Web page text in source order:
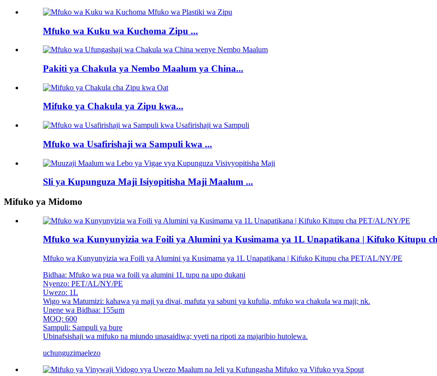
Mfuko wa Kuku wa Kuchoma Zipu ...
Pakiti ya Chakula ya Nembo Maalum ya China...
Mifuko ya Chakula ya Zipu kwa...
Mfuko wa Usafirishaji wa Sampuli kwa ...
Sli ya Kupunguza Maji Isiyopitisha Maji Maalum ...
Mifuko ya Midomo
Mfuko wa Kunyunyizia wa Foili ya Alumini ya Kusimama ya 1L Unapatikana | Kifuko Kitupu
Mfuko wa Kunyunyizia wa Foili ya Alumini ya Kusimama ya 1L Unapatikana | Kifuko Kitupu cha PET/AL/NY/PE
Bidhaa: Mfuko wa pua wa foili ya alumini 1L tupu na upo dukani
Nyenzo: PET/AL/NY/PE
Uwezo: 1L
Wigo wa Matumizi: kahawa ya maji ya divai, mafuta ya sabuni ya kufulia, mfuko wa chakula wa maji; nk.
Unene wa Bidhaa: 155μm
MOQ: 600
Sampuli: Sampuli ya bure
Ubinafsishaji wa mifuko na miundo unasaidiwa; vyeti na ripoti za majaribio hutolewa.
uchunguzimaelezo